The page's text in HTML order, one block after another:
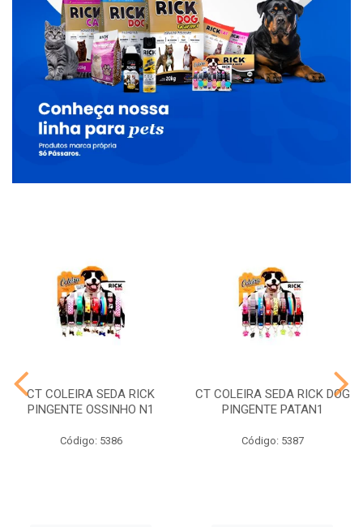
CT COLEIRA SEDA RICK
PINGENTE OSSINHO N1
Código: 5386
CT COLEIRA SEDA RICK DOG
PINGENTE PATAN1
Código: 5387